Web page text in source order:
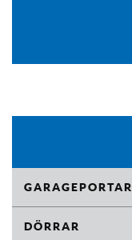
GARAGEPORTAR
Takskjutportar
DÖRRAR